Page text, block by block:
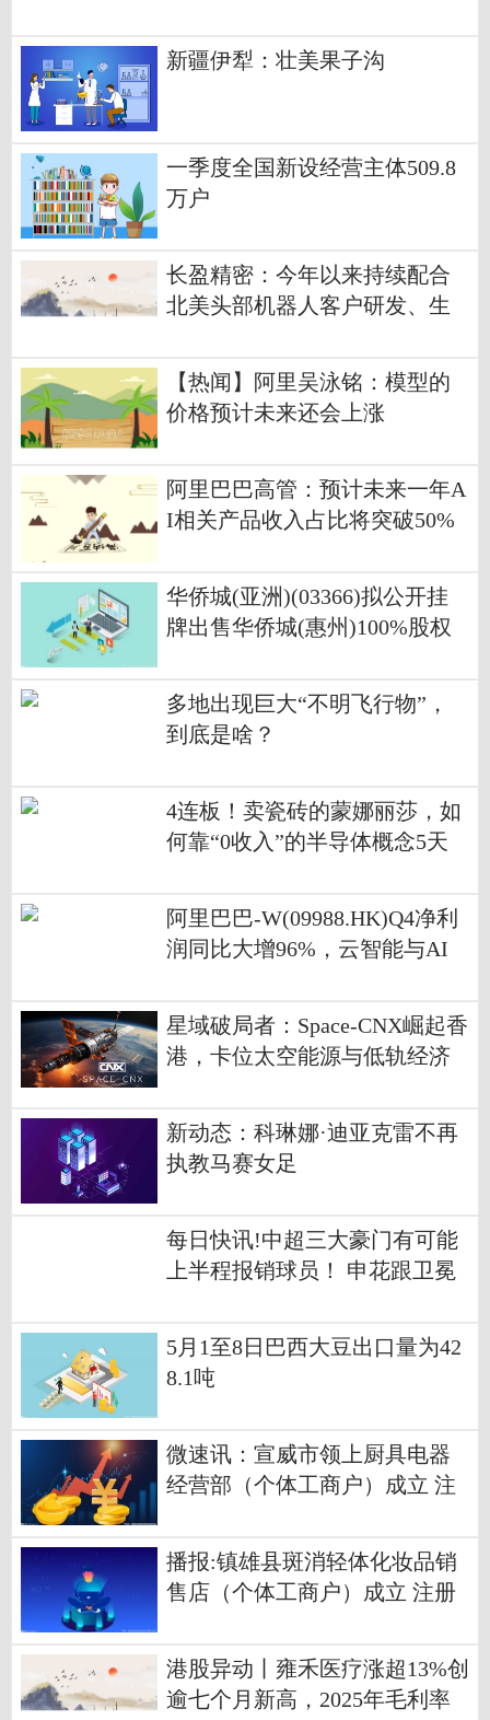
新疆伊犁：壮美果子沟
一季度全国新设经营主体509.8
万户
长盈精密：今年以来持续配合
北美头部机器人客户研发、生
【热闻】阿里吴泳铭：模型的
价格预计未来还会上涨
阿里巴巴高管：预计未来一年A
I相关产品收入占比将突破50%
华侨城(亚洲)(03366)拟公开挂
牌出售华侨城(惠州)100%股权
多地出现巨大“不明飞行物”，
到底是啥？
4连板！卖瓷砖的蒙娜丽莎，如
何靠“0收入”的半导体概念5天
阿里巴巴-W(09988.HK)Q4净利
润同比大增96%，云智能与AI
星域破局者：Space-CNX崛起香
港，卡位太空能源与低轨经济
新动态：科琳娜·迪亚克雷不再
执教马赛女足
每日快讯!中超三大豪门有可能
上半程报销球员！ 申花跟卫冕
5月1至8日巴西大豆出口量为42
8.1吨
微速讯：宣威市领上厨具电器
经营部（个体工商户）成立 注
播报:镇雄县斑消轻体化妆品销
售店（个体工商户）成立 注册
港股异动丨雍禾医疗涨超13%创
逾七个月新高，2025年毛利率